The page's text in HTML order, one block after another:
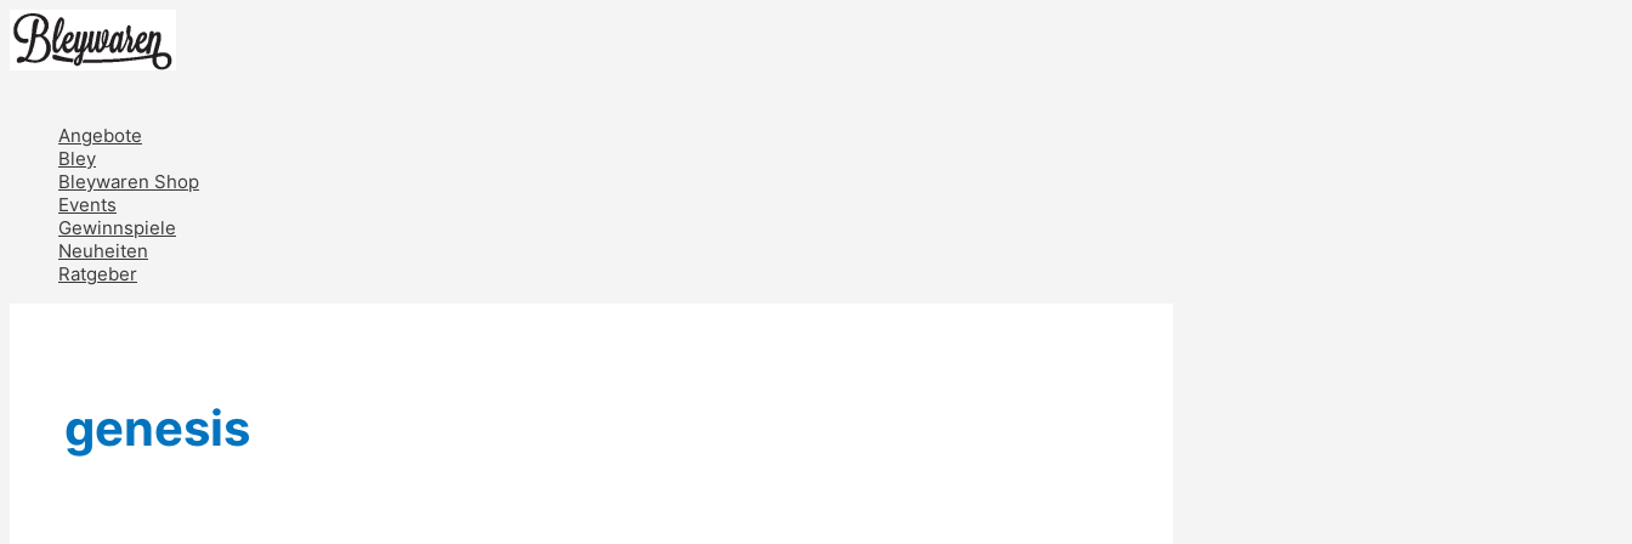
Zum
Inhalt
springen
Angebote
Bley
Bleywaren Shop
Events
Gewinnspiele
Neuheiten
Ratgeber
genesis